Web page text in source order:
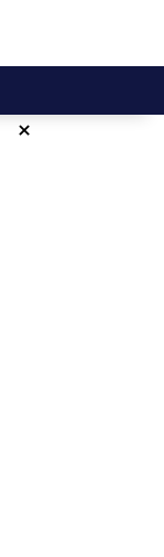
×
Melanda Rumah
Sungai Pinyuh